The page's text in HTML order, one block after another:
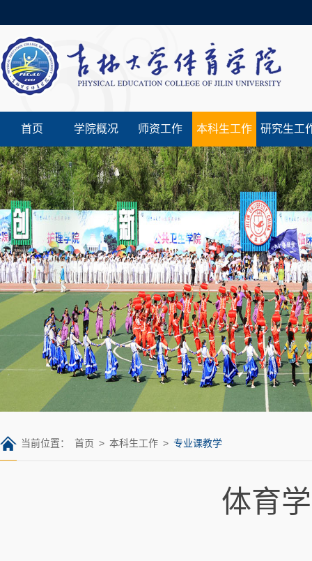
首页 学院概况 师资工作 本科生工作 研究生工
当前位置： 首页 > 本科生工作 > 专业课教学
体育